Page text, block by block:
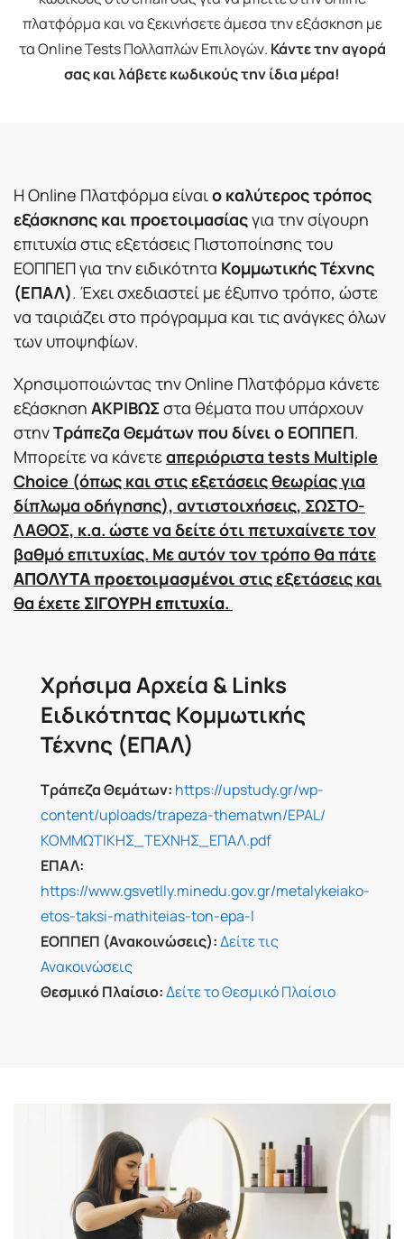
πλατφόρμα και να ξεκινήσετε άμεσα την εξάσκηση με
τα Online Tests Πολλαπλών Επιλογών. Κάντε την αγορά
σας και λάβετε κωδικούς την ίδια μέρα!
Η Online Πλατφόρμα είναιο καλύτερος τρόπος
εξάσκησης και προετοιμασίαςγια την σίγουρη
επιτυχία στις εξετάσεις Πιστοποίησης του
ΕΟΠΠΕΠ για την ειδικότητα Κομμωτικής Τέχνης
(ΕΠΑΛ). Έχει σχεδιαστεί με έξυπνο τρόπο, ώστε
να ταιριάζει στο πρόγραμμα και τις ανάγκες όλων
των υποψηφίων.
Χρησιμοποιώντας την Online Πλατφόρμα κάνετε
εξάσκηση ΑΚΡΙΒΩΣστα θέματα που υπάρχουν
στηνΤράπεζα Θεμάτων που δίνει ο ΕΟΠΠΕΠ.
Μπορείτε να κάνετεαπεριόριστα tests Multiple
Choice (όπως και στις εξετάσεις θεωρίας για
δίπλωμα οδήγησης), αντιστοιχήσεις, ΣΩΣΤΟ-
ΛΑΘΟΣ, κ.α. ώστε να δείτε ότι πετυχαίνετε τον
βαθμό επιτυχίας. Με αυτόν τον τρόπο θα πάτε
ΑΠΟΛΥΤΑ προετοιμασμένοι στις εξετάσεις και
θα έχετε ΣΙΓΟΥΡΗ επιτυχία.
Χρήσιμα Αρχεία & Links
Ειδικότητας Κομμωτικής
Τέχνης (ΕΠΑΛ)
Τράπεζα Θεμάτων: https://upstudy.gr/wp-
content/uploads/trapeza-thematwn/EPAL/
ΚΟΜΜΩΤΙΚΗΣ_ΤΕΧΝΗΣ_ΕΠΑΛ.pdf
ΕΠΑΛ:
https://www.gsvetlly.minedu.gov.gr/metalykeiako-
etos-taksi-mathiteias-ton-epa-l
ΕΟΠΠΕΠ (Ανακοινώσεις):Δείτε τις
Ανακοινώσεις
Θεσμικό Πλαίσιο:Δείτε το Θεσμικό Πλαίσιο